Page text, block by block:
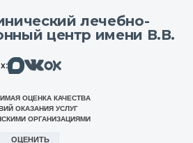
лечебно-
центр имени В.В.
МаксВконтактеОдноклассники